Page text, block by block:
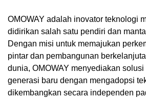
OMOWAY adalah inovator teknologi
didirikan salah satu pendiri dan
Dengan misi untuk memajukan
pintar dan pembangunan
dunia, OMOWAY menyediakan
generasi baru dengan mengadopsi
dikembangkan secara independen